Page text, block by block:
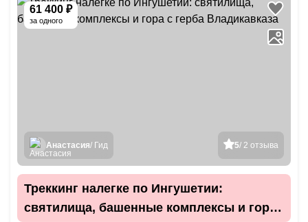
61 400 ₽
за одного
5/ 2 отзыва
Анастасия/ Гид
Треккинг налегке по Ингушетии:
святилища, башенные комплексы и гора